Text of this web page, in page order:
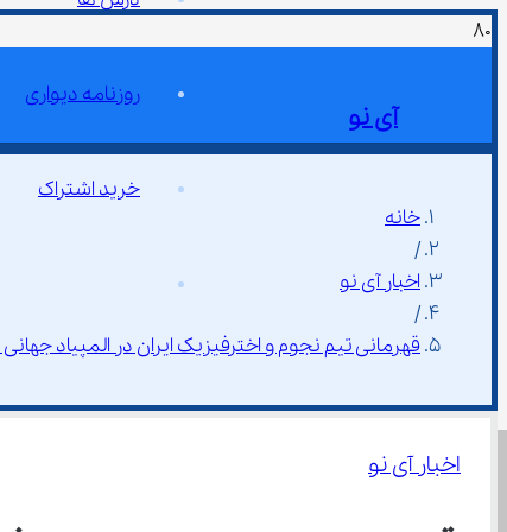
آی نو
روزنامه دیواری
خرید اشتراک
خانه
/
اخبار آی نو
/
قهرمانی تیم نجوم و اخترفیزیک ایران در المپیاد جهانی ۱۴۰۴
اخبار آی نو